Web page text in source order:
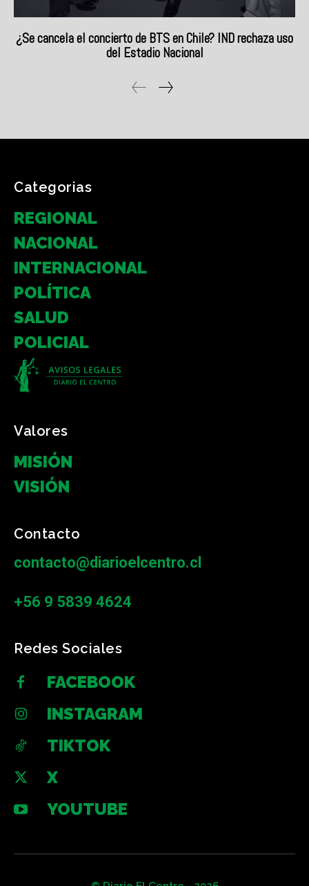
Categorias
REGIONAL
NACIONAL
INTERNACIONAL
POLÍTICA
SALUD
POLICIAL
Valores
MISIÓN
VISIÓN
Contacto
contacto@diarioelcentro.cl
+56 9 5839 4624
Redes Sociales
FACEBOOK
INSTAGRAM
TIKTOK
X
YOUTUBE